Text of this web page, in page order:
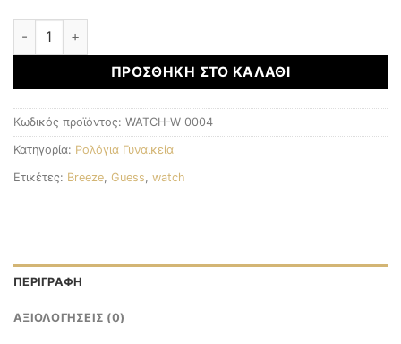
Γυναικεία Ρολόγια ποσότητα
ΠΡΟΣΘΉΚΗ ΣΤΟ ΚΑΛΆΘΙ
Κωδικός προϊόντος: WATCH-W 0004
Κατηγορία: Ρολόγια Γυναικεία
Ετικέτες: Breeze Guess watch
ΠΕΡΙΓΡΑΦΉ
ΑΞΙΟΛΟΓΉΣΕΙΣ (0)